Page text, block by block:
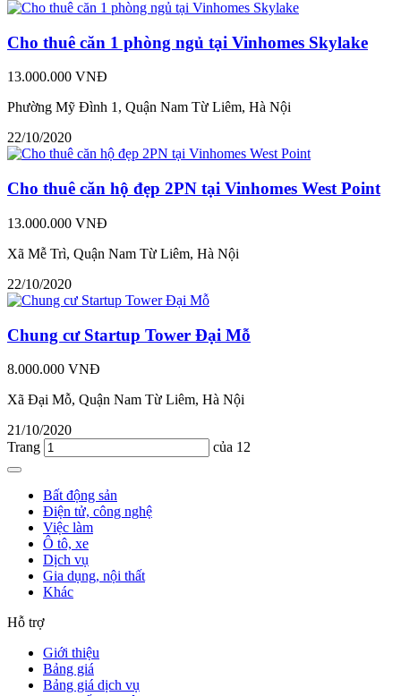
Cho thuê căn 1 phòng ngủ tại Vinhomes Skylake
13.000.000 VNĐ
Phường Mỹ Đình 1, Quận Nam Từ Liêm, Hà Nội
22/10/2020
Cho thuê căn hộ đẹp 2PN tại Vinhomes West Point
13.000.000 VNĐ
Xã Mễ Trì, Quận Nam Từ Liêm, Hà Nội
22/10/2020
Chung cư Startup Tower Đại Mỗ
8.000.000 VNĐ
Xã Đại Mỗ, Quận Nam Từ Liêm, Hà Nội
21/10/2020
Trang
của 12
Bất động sản
Điện tử, công nghệ
Việc làm
Ô tô, xe
Dịch vụ
Gia dụng, nội thất
Khác
Hỗ trợ
Giới thiệu
Bảng giá
Bảng giá dịch vụ